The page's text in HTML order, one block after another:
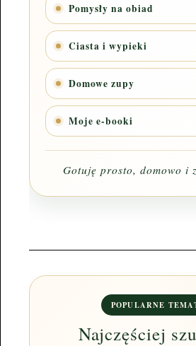
Pomysły na obiad
Ciasta i wypieki
Domowe zupy
Moje e-booki
Gotuję prosto, domowo i z
POPULARNE
Najczęściej